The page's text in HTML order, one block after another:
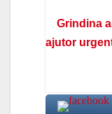
Grindina
ajutor